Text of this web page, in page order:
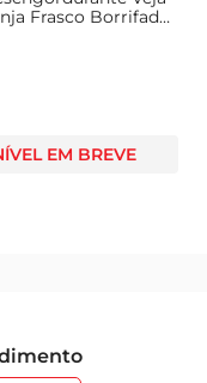
Frasco Borrifador
EM BREVE